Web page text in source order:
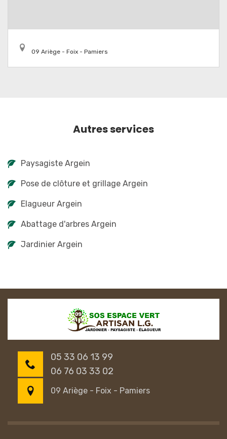
09 Ariège - Foix - Pamiers
Autres services
Paysagiste Argein
Pose de clôture et grillage Argein
Elagueur Argein
Abattage d'arbres Argein
Jardinier Argein
05 33 06 13 99
06 76 03 33 02
09 Ariège - Foix - Pamiers